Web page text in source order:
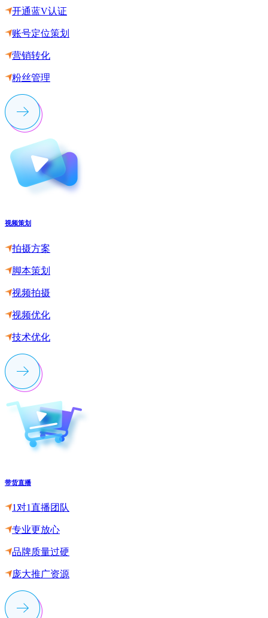
开通蓝V认证
账号定位策划
营销转化
粉丝管理
视频策划
拍摄方案
脚本策划
视频拍摄
视频优化
技术优化
带货直播
1对1直播团队
专业更放心
品牌质量过硬
庞大推广资源